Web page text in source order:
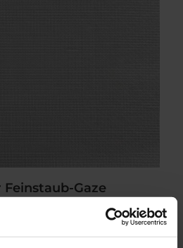
Feinstaub-Gaze
Insekten, Pollen und Feinstaub